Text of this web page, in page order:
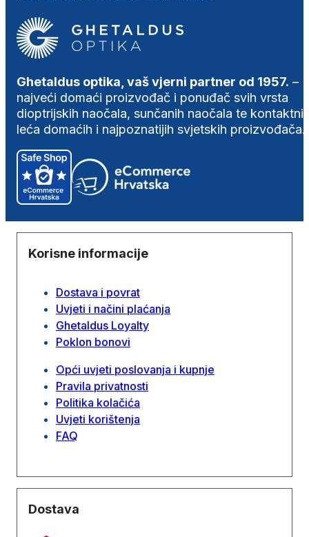
Ghetaldus optika, vaš vjerni partner od 1957. –
najveći domaći proizvođač i ponuđač svih vrsta
dioptrijskih naočala, sunčanih naočala te
leća domaćih i najpoznatijih svjetskih proizvođača.
Korisne informacije
Dostava i povrat
Uvjeti i načini plaćanja
Ghetaldus Loyalty
Poklon bonovi
Opći uvjeti poslovanja i kupnje
Pravila privatnosti
Politika kolačića
Uvjeti korištenja
FAQ
Dostava